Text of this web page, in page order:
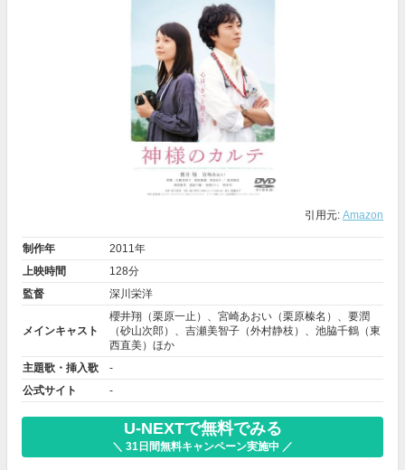
引用元: Amazon
制作年
2011年
上映時間
128分
監督
深川栄洋
メインキャスト
櫻井翔 （栗原一止）、宮崎あおい（栗原榛名）、 要潤
（砂山次郎）、 吉瀬美智子 （外村静枝）、 池脇千鶴 （東
西直美）ほか
主題歌・挿入歌
-
公式サイト
-
U-NEXTで無料でみる
＼ 31日間無料キャンペーン実施中 ／